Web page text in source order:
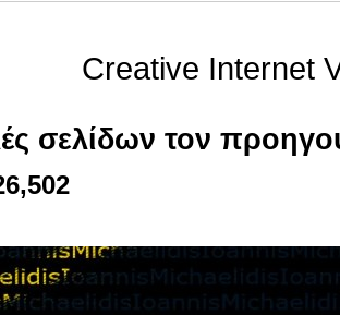
Creative Internet
σελίδων τον